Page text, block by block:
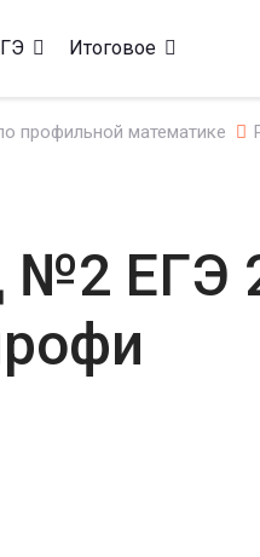
Итоговое
профильной математике
№2 ЕГЭ